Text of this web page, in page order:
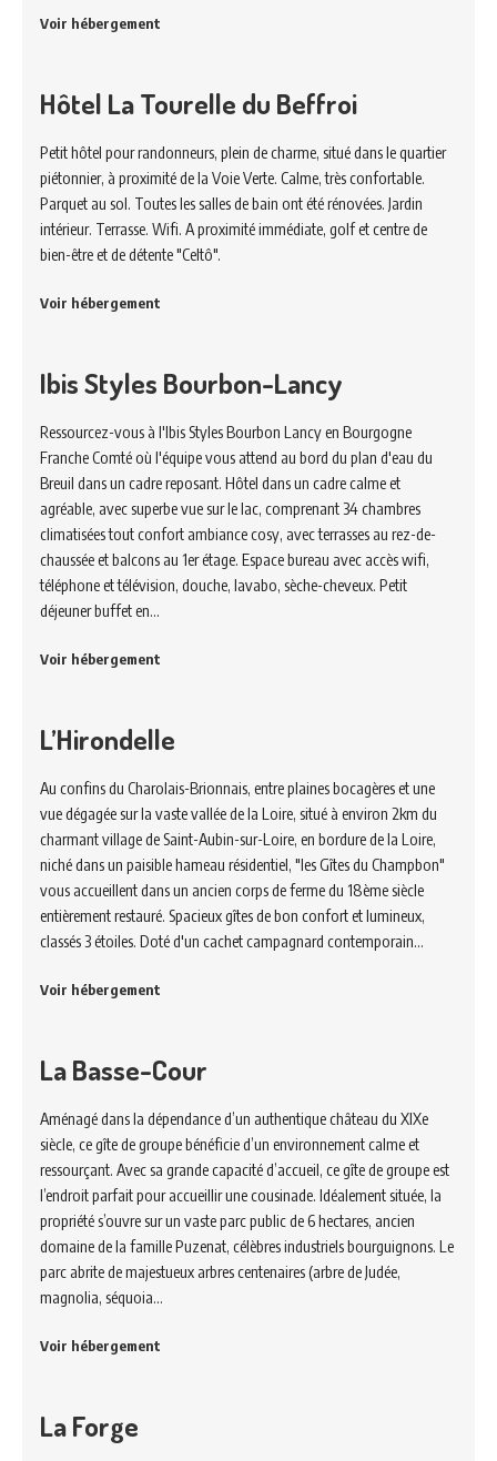
Voir hébergement
Hôtel La Tourelle du Beffroi
Petit hôtel pour randonneurs, plein de charme, situé dans le quartier
piétonnier, à proximité de la Voie Verte. Calme, très confortable.
Parquet au sol. Toutes les salles de bain ont été rénovées. Jardin
intérieur. Terrasse. Wifi. A proximité immédiate, golf et centre de
bien-être et de détente "Celtô".
Voir hébergement
Ibis Styles Bourbon-Lancy
Ressourcez-vous à l'Ibis Styles Bourbon Lancy en Bourgogne
Franche Comté où l'équipe vous attend au bord du plan d'eau du
Breuil dans un cadre reposant. Hôtel dans un cadre calme et
agréable, avec superbe vue sur le lac, comprenant 34 chambres
climatisées tout confort ambiance cosy, avec terrasses au rez-de-
chaussée et balcons au 1er étage. Espace bureau avec accès wifi,
téléphone et télévision, douche, lavabo, sèche-cheveux. Petit
déjeuner buffet en…
Voir hébergement
L’Hirondelle
Au confins du Charolais-Brionnais, entre plaines bocagères et une
vue dégagée sur la vaste vallée de la Loire, situé à environ 2km du
charmant village de Saint-Aubin-sur-Loire, en bordure de la Loire,
niché dans un paisible hameau résidentiel, "les Gîtes du Champbon"
vous accueillent dans un ancien corps de ferme du 18ème siècle
entièrement restauré. Spacieux gîtes de bon confort et lumineux,
classés 3 étoiles. Doté d'un cachet campagnard contemporain…
Voir hébergement
La Basse-Cour
Aménagé dans la dépendance d’un authentique château du XIXe
siècle, ce gîte de groupe bénéficie d’un environnement calme et
ressourçant. Avec sa grande capacité d’accueil, ce gîte de groupe est
l’endroit parfait pour accueillir une cousinade. Idéalement située, la
propriété s’ouvre sur un vaste parc public de 6 hectares, ancien
domaine de la famille Puzenat, célèbres industriels bourguignons. Le
parc abrite de majestueux arbres centenaires (arbre de Judée,
magnolia, séquoia…
Voir hébergement
La Forge